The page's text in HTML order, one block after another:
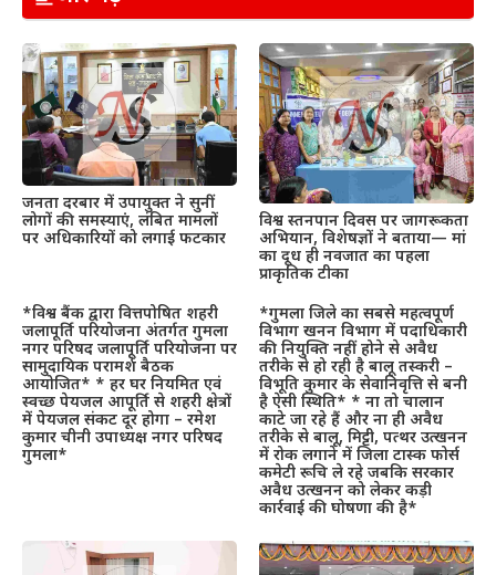
जनता दरबार में उपायुक्त ने सुनीं
लोगों की समस्याएं, लंबित मामलों
पर अधिकारियों को लगाई फटकार
विश्व स्तनपान दिवस पर जागरूकता
अभियान, विशेषज्ञों ने बताया— मां
का दूध ही नवजात का पहला
प्राकृतिक टीका
*विश्व बैंक द्वारा वित्तपोषित शहरी
जलापूर्ति परियोजना अंतर्गत गुमला
नगर परिषद जलापूर्ति परियोजना पर
सामुदायिक परामर्श बैठक
आयोजित* * हर घर नियमित एवं
स्वच्छ पेयजल आपूर्ति से शहरी क्षेत्रों
में पेयजल संकट दूर होगा – रमेश
कुमार चीनी उपाध्यक्ष नगर परिषद
गुमला*
*गुमला जिले का सबसे महत्वपूर्ण
विभाग खनन विभाग में पदाधिकारी
की नियुक्ति नहीं होने से अवैध
तरीके से हो रही है बालू तस्करी –
विभूति कुमार के सेवानिवृत्ति से बनी
है ऐसी स्थिति* * ना तो चालान
काटे जा रहे हैं और ना ही अवैध
तरीके से बालू, मिट्टी, पत्थर उत्खनन
में रोक लगाने में जिला टास्क फोर्स
कमेटी रूचि ले रहे जबकि सरकार
अवैध उत्खनन को लेकर कड़ी
कार्रवाई की घोषणा की है*